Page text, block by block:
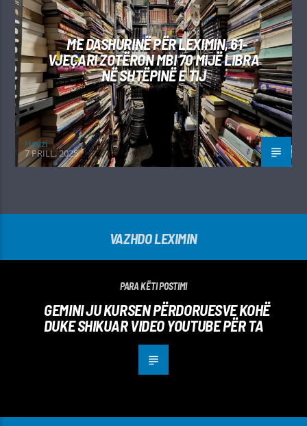
ME DASHURINË PËR LEXIMIN, 61-
VJEÇARI ZOTËRON MBI 70 MIJË LIBRA
NË SHTËPINË E TIJ
Hevzi
7 PRILL, 2025
VAZHDO LEXIMIN
PARA KËTI POSTIMI
GEMINI JU KURSEN PËRDORUESVE KOHË
DUKE SHIKUAR VIDEO YOUTUBE PËR TA